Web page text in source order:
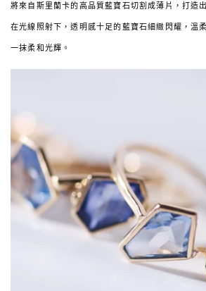
將來自斯里蘭卡的高品質藍寶石切割成薄片，打造
在光線照射下，透明感十足的藍寶石細緻閃耀，溫
一抹柔和光輝。